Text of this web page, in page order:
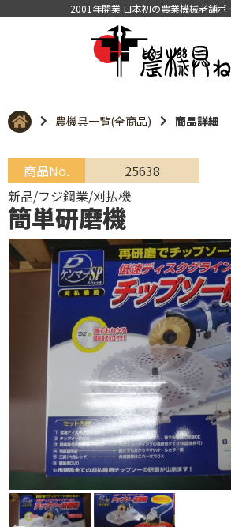
2001年開業 日本初の農業機械老舗ポ
農機具一覧(全商品) 商品詳細
商品No.
25638
新品/フジ鋼業/刈払機
簡単研磨機